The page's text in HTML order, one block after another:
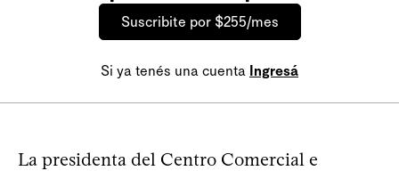
Suscribite por $255/mes
Si ya tenés una cuenta Ingresá
La presidenta del Centro Comercial e